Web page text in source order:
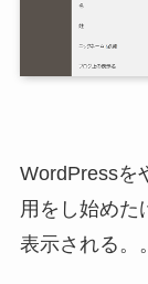
WordPressを
用をし始めた
表示される。